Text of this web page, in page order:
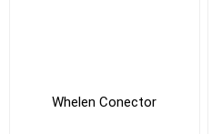
Whelen Conector